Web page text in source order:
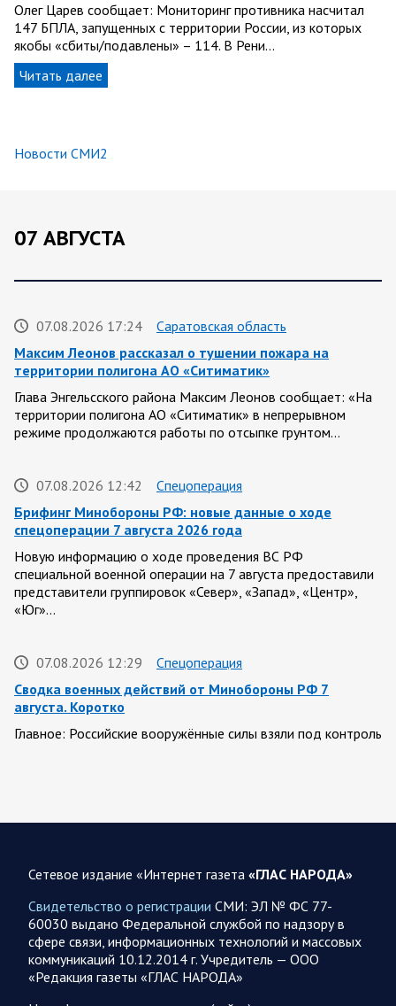
Олег Царев сообщает: Мониторинг противника насчитал
147 БПЛА, запущенных с территории России, из которых
якобы «сбиты/подавлены» – 114. В Рени…
Читать далее
Новости СМИ2
07 АВГУСТА
07.08.2026 17:24
Саратовская область
Максим Леонов рассказал о тушении пожара на
территории полигона АО «Ситиматик»
Глава Энгельсского района Максим Леонов сообщает: «На
территории полигона АО «Ситиматик» в непрерывном
режиме продолжаются работы по отсыпке грунтом…
07.08.2026 12:42
Спецоперация
Брифинг Минобороны РФ: новые данные о ходе
спецоперации 7 августа 2026 года
Новую информацию о ходе проведения ВС РФ
специальной военной операции на 7 августа предоставили
представители группировок «Север», «Запад», «Центр»,
«Юг»…
07.08.2026 12:29
Спецоперация
Сводка военных действий от Минобороны РФ 7
августа. Коротко
Главное: Российские вооружённые силы взяли под контроль
07.08.2026 10:51
Мир
года
война с Ираном скоро закончится. По его оценке, Тегеран
не сможет продолжать конфликт…
07.08.2026 09:56
Спецоперация
Сетевое издание «Интернет газета «ГЛАС НАРОДА»
Свидетельство о регистрации СМИ: ЭЛ № ФС 77-
60030 выдано Федеральной службой по надзору в
сфере связи, информационных технологий и массовых
коммуникаций 10.12.2014 г. Учредитель — ООО
«Редакция газеты «ГЛАС НАРОДА»